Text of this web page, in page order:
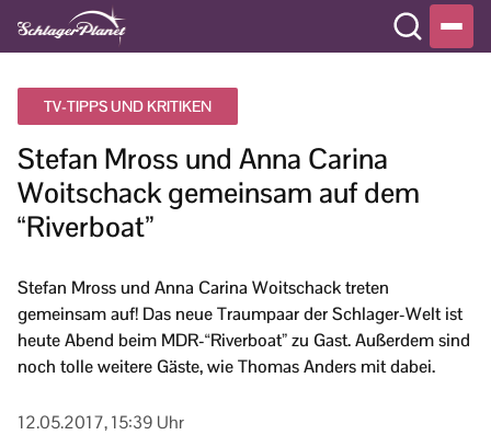
TV-TIPPS UND KRITIKEN
Stefan Mross und Anna Carina
Woitschack gemeinsam auf dem
“Riverboat”
Stefan Mross und Anna Carina Woitschack treten
gemeinsam auf! Das neue Traumpaar der Schlager-Welt ist
heute Abend beim MDR-“Riverboat” zu Gast. Außerdem sind
noch tolle weitere Gäste, wie Thomas Anders mit dabei.
12.05.2017, 15:39 Uhr